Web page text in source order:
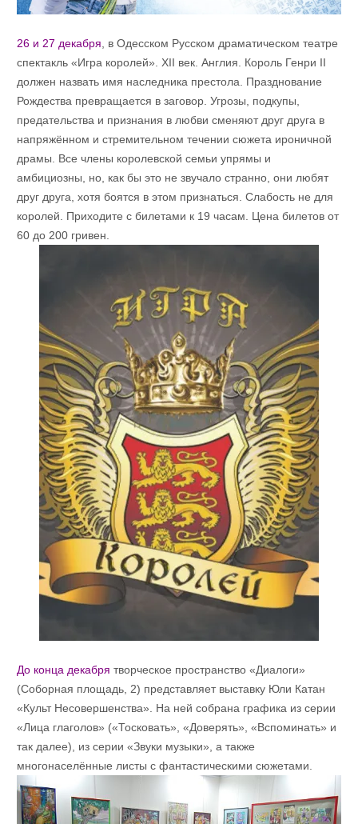
26 и 27 декабря , в Одесском Русском драматическом театре
спектакль «Игра королей». XII век. Англия. Король Генри II
должен назвать имя наследника престола. Празднование
Рождества превращается в заговор. Угрозы, подкупы,
предательства и признания в любви сменяют друг друга в
напряжённом и стремительном течении сюжета ироничной
драмы. Все члены королевской семьи упрямы и
амбициозны, но, как бы это не звучало странно, они любят
друг друга, хотя боятся в этом признаться. Слабость не для
королей. Приходите с билетами к 19 часам. Цена билетов от
60 до 200 гривен.
До конца декабря творческое пространство «Диалоги»
(Соборная площадь, 2) представляет выставку Юли Катан
«Культ Несовершенства». На ней собрана графика из серии
«Лица глаголов» («Тосковать», «Доверять», «Вспоминать» и
так далее), из серии «Звуки музыки», а также
многонаселённые листы с фантастическими сюжетами.